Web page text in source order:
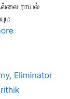
ராயல்
, Eliminator